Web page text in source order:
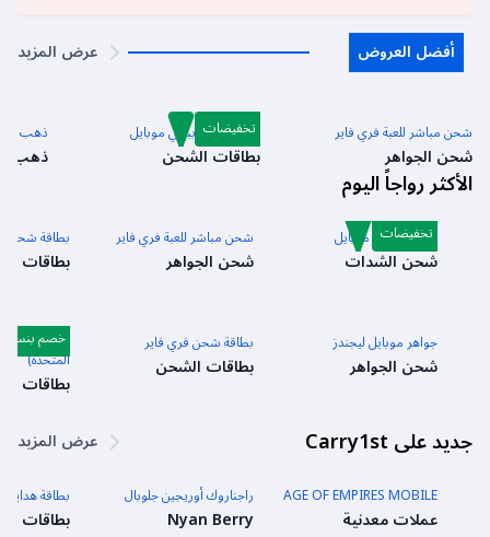
أفضل العروض
عرض المزيد
شحن مباشر للعبة فري فاير
شحن الجواهر
بطاقة شحن ببجي موبايل
بطاقات الشحن
تخفيضات ذهب
ذهب
الأكثر رواجاً اليوم
شدات ببجي موبايل
شحن الشدات
تخفيضات شحن مباشر للعبة فري فاير
شحن الجواهر
بطاقة شحن
بطاقات
جواهر موبايل ليجندز
شحن الجواهر
بطاقة شحن فري فاير
بطاقات الشحن
بطاقة شحن
المتحدة)
بطاقات
خصم بنسبة 3%
جديد على Carry1st عرض المزيد
AGE OF EMPIRES MOBILE
عملات معدنية
راجناروك أوريجين جلوبال
Nyan Berry
بطاقة هدايا
بطاقات